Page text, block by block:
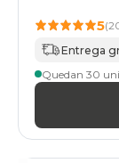
5
Entrega
Quedan 30